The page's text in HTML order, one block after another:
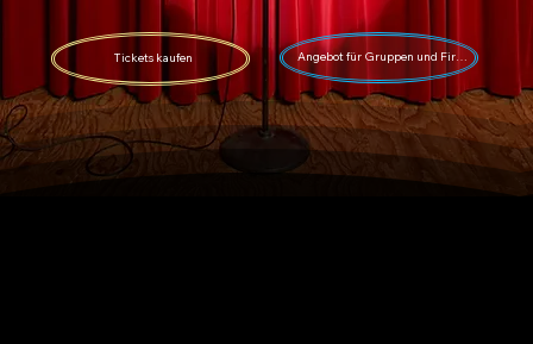
Tickets kaufen Angebot für Gruppen und Firmen